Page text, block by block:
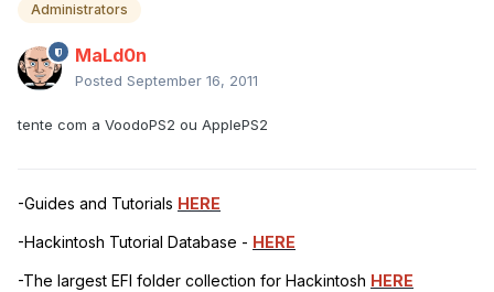
Administrators
MaLd0n
Posted September 16, 2011
tente com a VoodoPS2 ou ApplePS2
-Guides and Tutorials HERE
-Hackintosh Tutorial Database - HERE
-The largest EFI folder collection for Hackintosh HERE